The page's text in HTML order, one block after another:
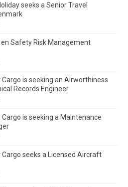
seeks a Senior Travel
en Safety Risk Management
Cargo is seeking an Airworthiness
Records Engineer
Cargo is seeking a Maintenance
Cargo seeks a Licensed Aircraft